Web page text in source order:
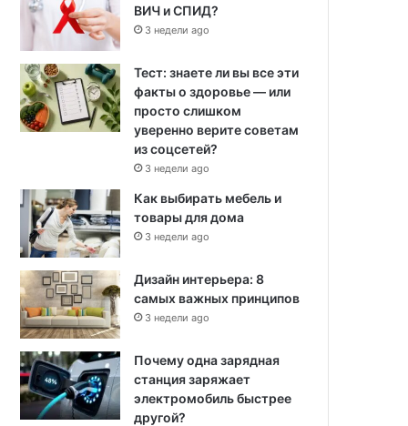
ВИЧ и СПИД?
3 недели ago
Тест: знаете ли вы все эти
факты о здоровье — или
просто слишком
уверенно верите советам
из соцсетей?
3 недели ago
Как выбирать мебель и
товары для дома
3 недели ago
Дизайн интерьера: 8
самых важных принципов
3 недели ago
Почему одна зарядная
станция заряжает
электромобиль быстрее
другой?